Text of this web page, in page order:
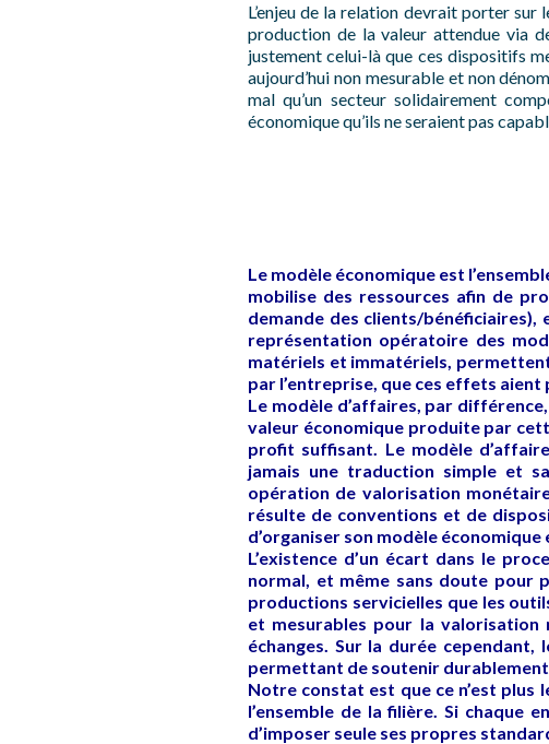
L’enjeu de la relation devrait porter sur
production de la valeur attendue via
justement celui-là que ces dispositifs
aujourd’hui non mesurable et non
mal qu’un secteur solidairement
économique qu’ils ne seraient pas
Le modèle économique est
mobilise des ressources afin de
demande des clients/bénéficiaires),
représentation opératoire des
matériels et immatériels,
par l’entreprise, que ces effets
Le modèle d’affaires, par
valeur économique produite par
profit suffisant. Le modèle
jamais une traduction simple et
opération de valorisation
résulte de conventions et de
d’organiser son modèle
L’existence d’un écart dans le
normal, et même sans doute pour
productions servicielles que les
et mesurables pour la valorisation
échanges. Sur la durée
permettant de soutenir
Notre constat est que ce n’est plus
l’ensemble de la filière. Si chaque
d’imposer seule ses propres